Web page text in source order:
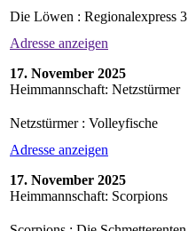
Die Löwen : Regionalexpress 3
Adresse anzeigen
17. November 2025
Heimmannschaft: Netzstürmer
Netzstürmer : Volleyfische
Adresse anzeigen
17. November 2025
Heimmannschaft: Scorpions